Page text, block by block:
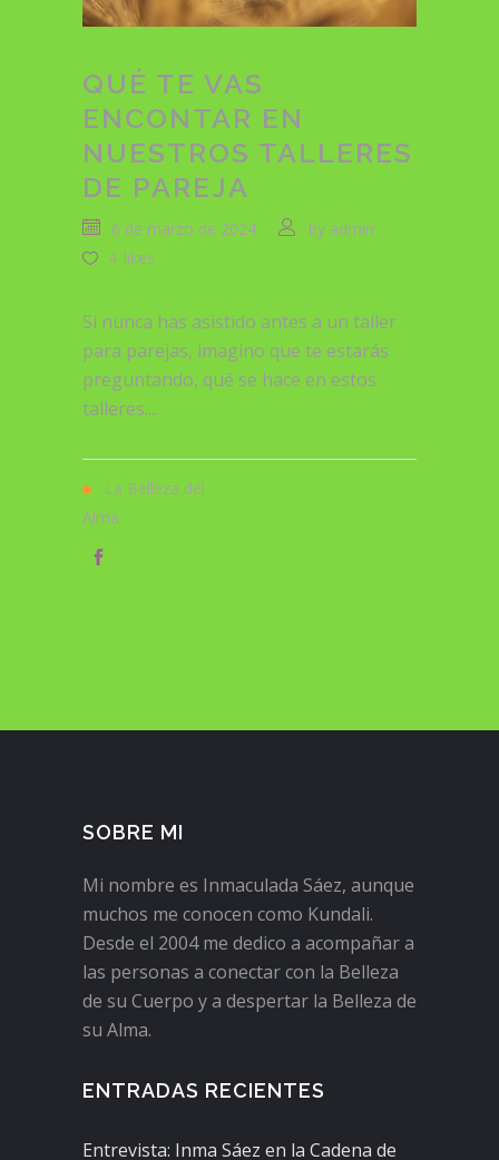
QUÉ TE VAS
ENCONTAR EN
NUESTROS TALLERES
DE PAREJA
6 de marzo de 2024 by admin
4 likes
Si nunca has asistido antes a un taller
para parejas, imagino que te estarás
preguntando, qué se hace en estos
talleres....
La Belleza del
Alma
SOBRE MI
Mi nombre es Inmaculada Sáez, aunque
muchos me conocen como Kundali.
Desde el 2004 me dedico a acompañar a
las personas a conectar con la Belleza
de su Cuerpo y a despertar la Belleza de
su Alma.
ENTRADAS RECIENTES
Entrevista: Inma Sáez en la Cadena de